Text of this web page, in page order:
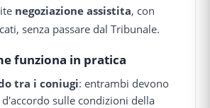
negoziazione assistita, con
senza passare dal Tribunale.
funziona in pratica
tra i coniugi: entrambi devono
d'accordo sulle condizioni della